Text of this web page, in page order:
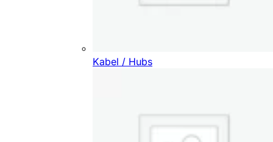
Kabel / Hubs